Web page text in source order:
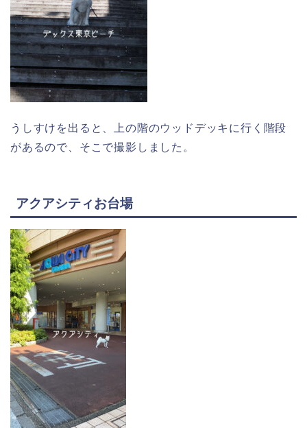
うしすけを出ると、上の階のウッドデッキに行く階段
があるので、そこで撮影しました。
アクアシティお台場